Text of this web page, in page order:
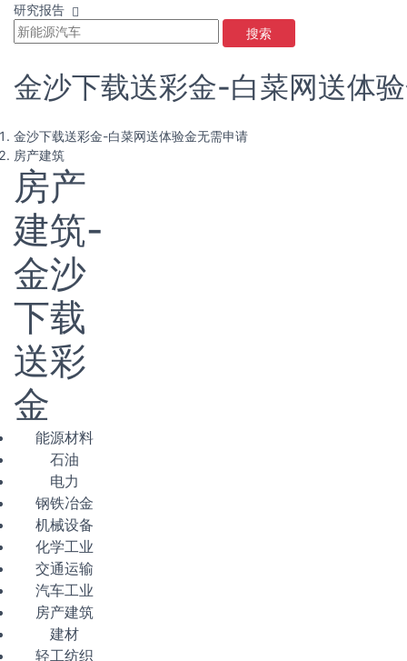
研究报告
搜索
金沙下载送彩金-白菜网送体
金沙下载送彩金-白菜网送体验金无需申请
房产建筑
房产
建筑-
金沙
下载
送彩
金
能源材料
石油
电力
钢铁冶金
机械设备
化学工业
交通运输
汽车工业
房产建筑
建材
轻工纺织